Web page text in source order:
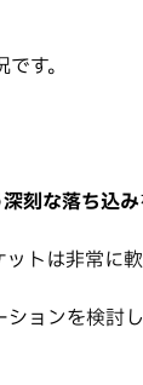
す。
刻な落ち込み
トは非常に軟
ョンを検討